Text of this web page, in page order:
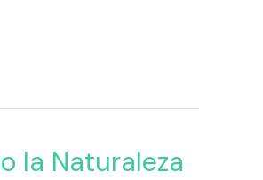
la Naturaleza